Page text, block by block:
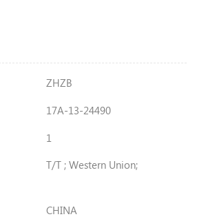
ZHZB
17A-13-24490
1
T/T ; Western Union;
CHINA